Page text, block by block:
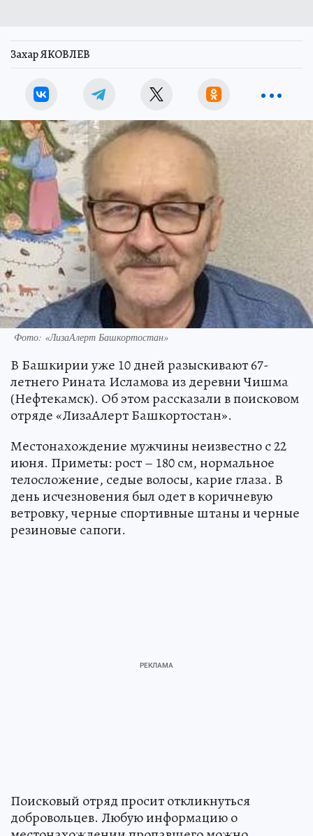
Захар ЯКОВЛЕВ
Фото: «ЛизаАлерт Башкортостан»
В Башкирии уже 10 дней разыскивают 67-
летнего Рината Исламова из деревни Чишма
(Нефтекамск). Об этом рассказали в поисковом
отряде «ЛизаАлерт Башкортостан».
Местонахождение мужчины неизвестно с 22
июня. Приметы: рост – 180 см, нормальное
телосложение, седые волосы, карие глаза. В
день исчезновения был одет в коричневую
ветровку, черные спортивные штаны и черные
резиновые сапоги.
Поисковый отряд просит откликнуться
добровольцев. Любую информацию о